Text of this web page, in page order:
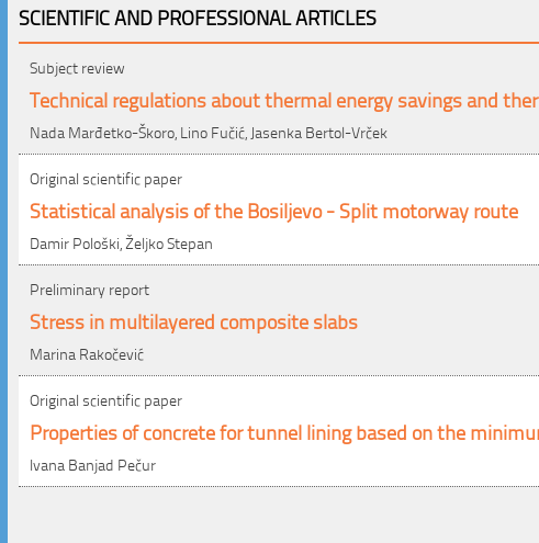
SCIENTIFIC AND PROFESSIONAL ARTICLES
Subject review
Technical regulations about thermal energy savings and
Nada Marđetko-Škoro, Lino Fučić, Jasenka Bertol-Vrček
Original scientific paper
Statistical analysis of the Bosiljevo - Split motorway route
Damir Pološki, Željko Stepan
Preliminary report
Stress in multilayered composite slabs
Marina Rakočević
Original scientific paper
Properties of concrete for tunnel lining based on the
Ivana Banjad Pečur